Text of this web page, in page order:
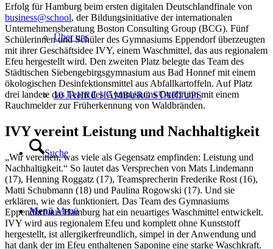
Über uns
10 JAHRE HAMBURG STARTUPS
Suche
Menü Menü
Erfolg für Hamburg beim ersten digitalen Deutschlandfinale von
business@school, der Bildungsinitiative der internationalen
Unternehmensberatung Boston Consulting Group (BCG). Fünf
Schülerinnen und Schüler des Gymnasiums Eppendorf überzeugten
mit ihrer Geschäftsidee IVY, einem Waschmittel, das aus regionalem
Efeu hergestellt wird. Den zweiten Platz belegte das Team des
Städtischen Siebengebirgsgymnasium aus Bad Honnef mit einem
ökologischen Desinfektionsmittel aus Abfallkartoffeln. Auf Platz
drei landete das Team des Gymnasiums Ottobrunn mit einem
Rauchmelder zur Früherkennung von Waldbränden.
IVY vereint Leistung und Nachhaltigkeit
„Wir vereinen, was viele als Gegensatz empfinden: Leistung und
Nachhaltigkeit.“ So lautet das Versprechen von Mats Lindemann
(17), Henning Roggatz (17), Teamsprecherin Frederike Rost (16),
Matti Schubmann (18) und Paulina Rogowski (17). Und sie
erklären, wie das funktioniert. Das Team des Gymnasiums
Eppendorf aus Hamburg hat ein neuartiges Waschmittel entwickelt.
IVY wird aus regionalem Efeu und komplett ohne Kunststoff
hergestellt, ist allergikerfreundlich, simpel in der Anwendung und
hat dank der im Efeu enthaltenen Saponine eine starke Waschkraft.